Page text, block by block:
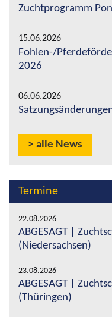
Zuchtprogramm
15.06.2026
Fohlen-/
2026
06.06.2026
alle News
Termine
22.08.2026
ABGESAGT |
(Niedersachsen)
23.08.2026
ABGESAGT |
(Thüringen)